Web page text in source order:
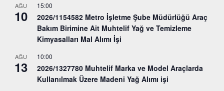
AĞU
10
15:00
2026/1154582 Metro İşletme Şube Müdürlüğü Araç
Bakım Birimine Ait Muhtelif Yağ ve Temizleme
Kimyasalları Mal Alımı İşi
AĞU
13
10:00
2026/1327780 Muhtelif Marka ve Model Araçlarda
Kullanılmak Üzere Madeni Yağ Alımı işi